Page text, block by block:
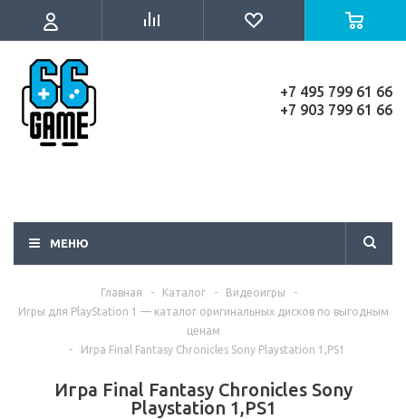
+7 495 799 61 66
+7 903 799 61 66
МЕНЮ
Главная - Каталог - Видеоигры
-
Игры для PlayStation 1 — каталог оригинальных дисков по выгодным
ценам
-
Игра Final Fantasy Chronicles Sony Playstation 1,PS1
Игра Final Fantasy Chronicles Sony
Playstation 1,PS1